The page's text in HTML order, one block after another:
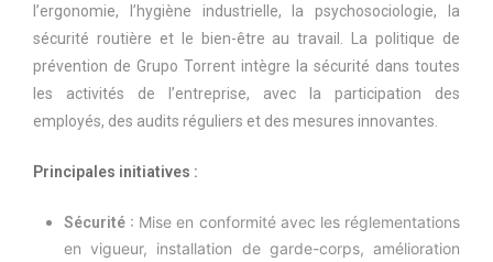
l’ergonomie, l’hygiène industrielle, la psychosociologie, la
sécurité routière et le bien-être au travail. La politique de
prévention de Grupo Torrent intègre la sécurité dans toutes
les activités de l’entreprise, avec la participation des
employés, des audits réguliers et des mesures innovantes.
Principales initiatives :
Sécurité : Mise en conformité avec les réglementations
en vigueur, installation de garde-corps, amélioration